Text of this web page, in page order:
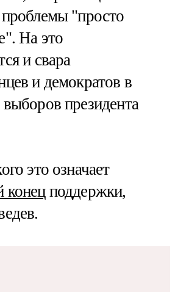
"просто
На это
и свара
и демократов в
президента
это означает
конецподдержки,